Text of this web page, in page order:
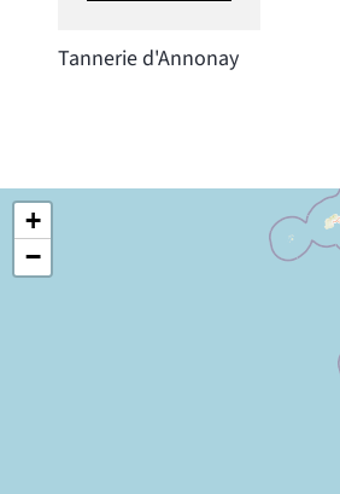
Tannerie d'Annonay
+
−